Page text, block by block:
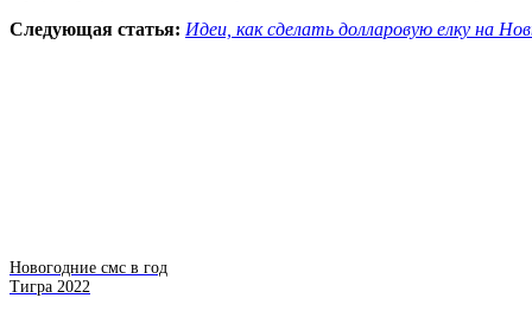
Следующая статья: Идеи, как сделать долларовую елку на
Новогодние смс в год
Тигра 2022